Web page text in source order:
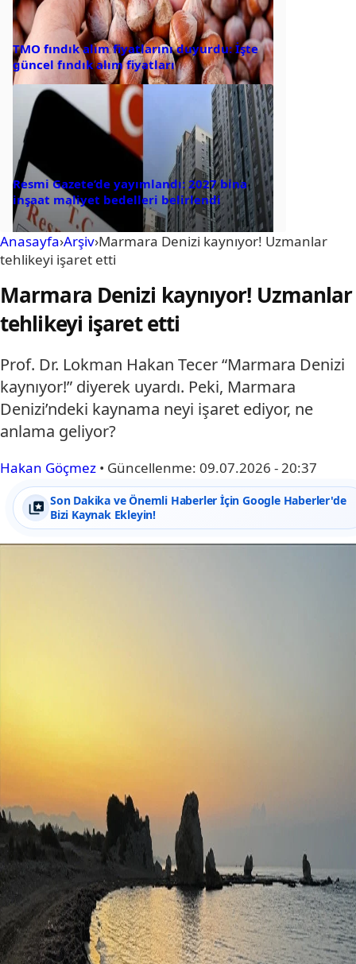
TMO fındık alım fiyatlarını duyurdu: İşte
güncel fındık alım fiyatları
Resmi Gazete’de yayımlandı: 2027 bina
inşaat maliyet bedelleri belirlendi
Anasayfa›Arşiv›Marmara Denizi kaynıyor! Uzmanlar
tehlikeyi işaret etti
Marmara Denizi kaynıyor! Uzmanlar
tehlikeyi işaret etti
Prof. Dr. Lokman Hakan Tecer “Marmara Denizi
kaynıyor!” diyerek uyardı. Peki, Marmara
Denizi’ndeki kaynama neyi işaret ediyor, ne
anlama geliyor?
Hakan Göçmez • Güncellenme: 09.07.2026 - 20:37
Son Dakika ve Önemli Haberler İçin Google Haberler'de
Bizi Kaynak Ekleyin!